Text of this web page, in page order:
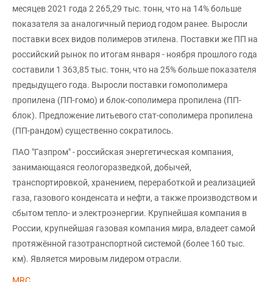
месяцев 2021 года 2 265,29 тыс. тонн, что на 14% больше
показателя за аналогичный период годом ранее. Выросли
поставки всех видов полимеров этилена. Поставки же ПП на
российский рынок по итогам января - ноября прошлого года
составили 1 363,85 тыс. тонн, что на 25% больше показателя
предыдущего года. Выросли поставки гомополимера
пропилена (ПП-гомо) и блок-сополимера пропилена (ПП-
блок). Предложение литьевого стат-сополимера пропилена
(ПП-рандом) существенно сократилось.
ПАО "Газпром" - российская энергетическая компания,
занимающаяся геологоразведкой, добычей,
транспортировкой, хранением, переработкой и реализацией
газа, газового конденсата и нефти, а также производством и
сбытом тепло- и электроэнергии. Крупнейшая компания в
России, крупнейшая газовая компания мира, владеет самой
протяжённой газотранспортной системой (более 160 тыс.
км). Является мировым лидером отрасли.